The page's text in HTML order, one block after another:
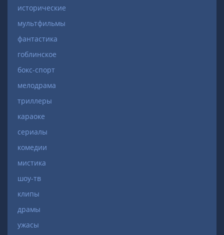
исторические
мультфильмы
фантастика
гоблинское
бокс-спорт
мелодрама
триллеры
караоке
сериалы
комедии
мистика
шоу-тв
клипы
драмы
ужасы